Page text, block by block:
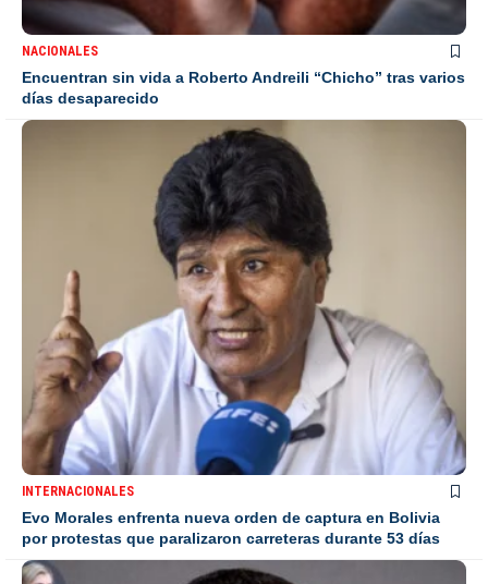
NACIONALES
Encuentran sin vida a Roberto Andreili “Chicho” tras varios
días desaparecido
INTERNACIONALES
Evo Morales enfrenta nueva orden de captura en Bolivia
por protestas que paralizaron carreteras durante 53 días